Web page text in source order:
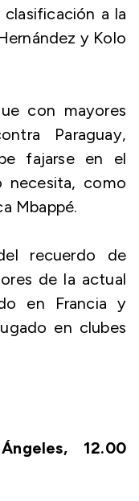
a la
y Kolo
con mayores
Paraguay,
fajarse en el
necesita, como
Mbappé.
recuerdo de
de la actual
en Francia y
en clubes
12.00